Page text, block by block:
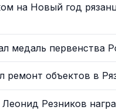
на Новый год
медаль первенства
ремонт объектов в
Резников